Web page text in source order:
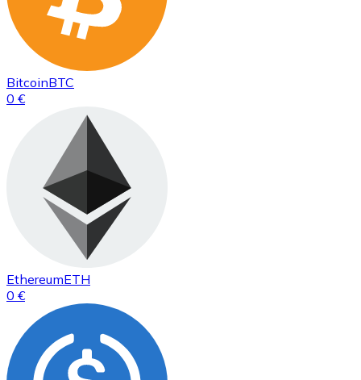
BitcoinBTC
0 €
EthereumETH
0 €